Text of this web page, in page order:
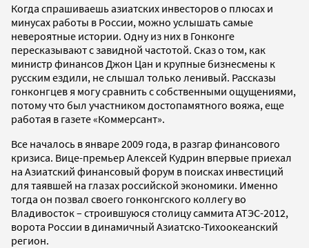
Когда спрашиваешь азиатских инвесторов о плюсах и
минусах работы в России, можно услышать самые
невероятные истории. Одну из них в Гонконге
пересказывают с завидной частотой. Сказ о том, как
министр финансов Джон Цан и крупные бизнесмены к
русским ездили, не слышал только ленивый. Рассказы
гонконгцев я могу сравнить с собственными ощущениями,
потому что был участником достопамятного вояжа, еще
работая в газете «Коммерсант».
Все началось в январе 2009 года, в разгар финансового
кризиса. Вице-премьер Алексей Кудрин впервые приехал
на Азиатский финансовый форум в поисках инвестиций
для таявшей на глазах российской экономики. Именно
тогда он позвал своего гонконгского коллегу во
Владивосток – строившуюся столицу саммита АТЭС-2012,
ворота России в динамичный Азиатско-Тихоокеанский
регион.